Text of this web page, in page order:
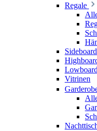
Regale
Vitrinen